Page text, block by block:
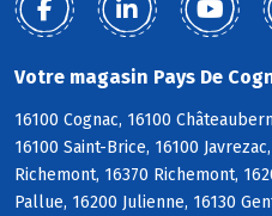
Votre magasin Pays De
16100 Cognac, 16100
16100 Saint-Brice, 16100
Richemont, 16370 Richemont,
Pallue, 16200 Julienne, 16130